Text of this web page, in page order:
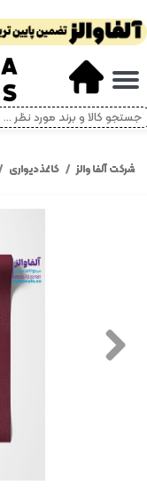
حساب کاربری من
تغییر گذر واژه
سفارشات
خروج از حساب کاربری
شرکت آلفا والز کاغذدیواری